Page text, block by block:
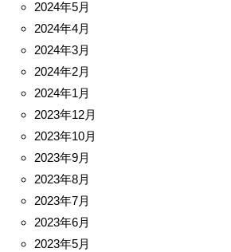
2024年5月
2024年4月
2024年3月
2024年2月
2024年1月
2023年12月
2023年10月
2023年9月
2023年8月
2023年7月
2023年6月
2023年5月